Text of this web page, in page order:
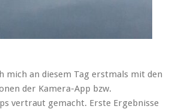
mich an diesem Tag erstmals mit den
der Kamera-App bzw.
vertraut gemacht. Erste Ergebnisse